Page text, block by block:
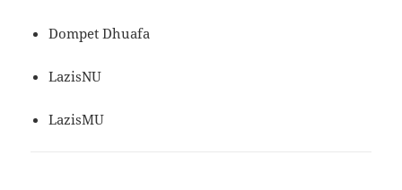
Dompet Dhuafa
LazisNU
LazisMU